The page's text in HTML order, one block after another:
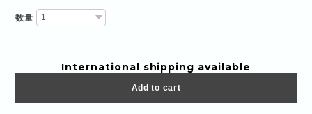
数量
International shipping available
Add to cart